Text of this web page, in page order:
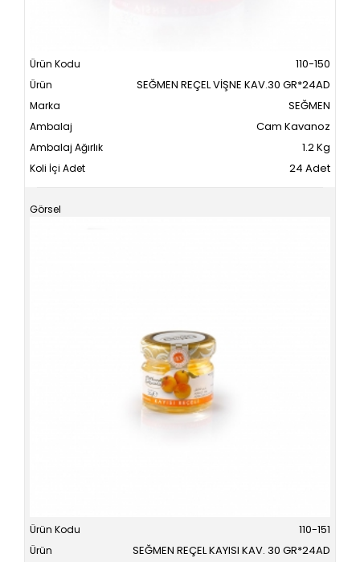
110-150
SEĞMEN REÇEL VİŞNE KAV.30 GR*24AD
SEĞMEN
Cam Kavanoz
1.2 Kg
24 Adet
110-151
SEĞMEN REÇEL KAYISI KAV. 30 GR*24AD